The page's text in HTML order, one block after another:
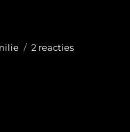
2 reactiesop